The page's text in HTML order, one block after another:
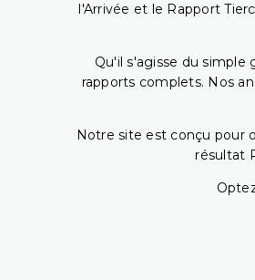
l'Arrivée et le Rapport
Qu'il s'agisse du simple
rapports complets. Nos
Notre site est conçu pour
résultat